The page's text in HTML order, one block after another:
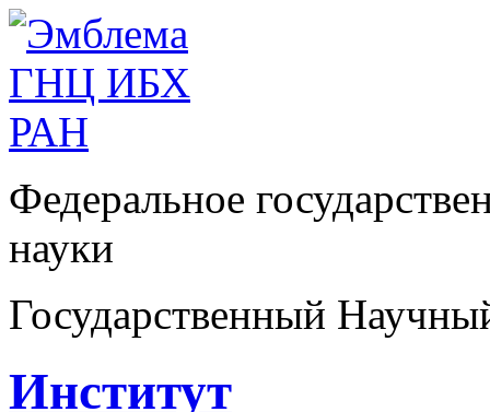
Федеральное
науки
Государственный
Институт